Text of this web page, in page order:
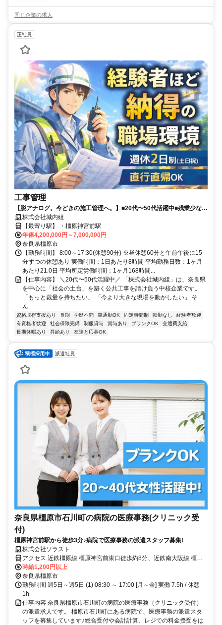
同じ企業の求人
正社員
工事管理
【脱アナログ。今どきの施工管理へ。】■20代〜50代活躍中■残業少なめ
■昇給・賞与あり■長期休暇・有給休暇あり■決算賞与6年連続支給中■週
休2日制(土日祝)■継続祝い金最大50万円支給
株式会社城内組
【最寄り駅】 ・橿原神宮前駅
年俸4,200,000円～7,000,000円
奈良県橿原市
【勤務時間】 8:00～17:30(休憩90分) ※昼休憩60分と午前午後に15
分ずつの休憩あり 実働時間：1日あたり8時間 平均勤務日数：1ヶ月
あたり21.0日 平均所定労働時間：1ヶ月168時間...
【仕事内容】 ＼20代〜50代活躍中／ 「株式会社城内組」は、奈良県
を中心に「社会の土台」を築く公共工事を請け負う中核企業です。
「もっと裁量を持ちたい」 「今より大きな現場を動かしたい」 そ
ん...
資格取得支援あり 長期 学歴不問 車通勤OK 固定時間制 転勤なし
経験者歓迎
有資格者歓迎
社会保険完備 制服貸与 賞与あり ブランクOK
交通費支給
長期休暇あり
昇給あり 友達と応募OK
派遣社員
奈良県橿原市石川町の病院の医療事務(クリニック受
付)
橿原神宮前駅から徒歩3分♪病院で医療事務の派遣スタッフ募集!
株式会社ソラスト
アクセス 近鉄橿原線 橿原神宮前東口徒歩約8分、近鉄南大阪線 橿原
神宮前東口徒歩約8分、近鉄吉野線 橿原神宮前東口徒歩約8分 「橿原
神宮前駅」徒歩3分,マイカー通勤可,自転車通勤可,駐車場あり,駐輪場
あり,敷地内全て禁煙
時給1,200円以上
奈良県橿原市
勤務時間 週5日～週5日 (1) 08:30 ～ 17:00 [月～金] 実働 7.5h / 休憩
1h
仕事内容 奈良県橿原市石川町の病院の医療事務（クリニック受付）
の派遣求人です。 橿原市石川町にある病院で、医療事務の派遣スタ
ッフを募集しています♪総合受付や会計計算、レジでの料金授受をは